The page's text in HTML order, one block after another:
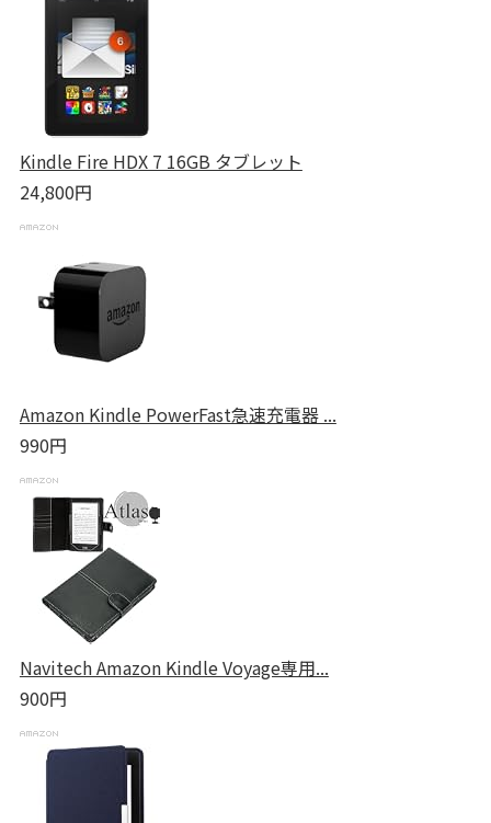
Kindle Fire HDX 7 16GB タブレット
24,800円
Amazon Kindle PowerFast急速充電器 ...
990円
Navitech Amazon Kindle Voyage専用...
900円